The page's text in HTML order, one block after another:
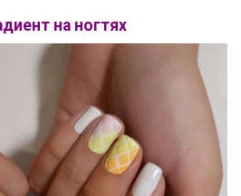
на ногтях